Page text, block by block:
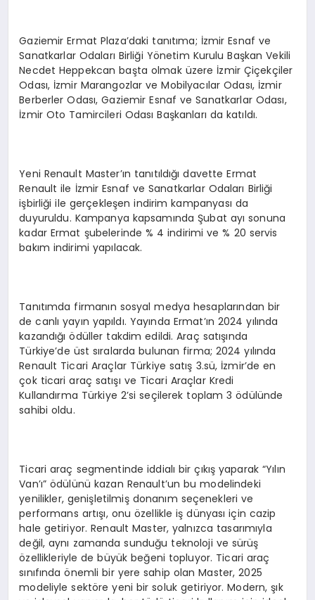
Gaziemir Ermat Plaza’daki tanıtıma; İzmir Esnaf ve
Sanatkarlar Odaları Birliği Yönetim Kurulu Başkan Vekili
Necdet Heppekcan başta olmak üzere İzmir Çiçekçiler
Odası, İzmir Marangozlar ve Mobilyacılar Odası, İzmir
Berberler Odası, Gaziemir Esnaf ve Sanatkarlar Odası,
İzmir Oto Tamircileri Odası Başkanları da katıldı.
Yeni Renault Master’ın tanıtıldığı davette Ermat
Renault ile İzmir Esnaf ve Sanatkarlar Odaları Birliği
işbirliği ile gerçekleşen indirim kampanyası da
duyuruldu. Kampanya kapsamında Şubat ayı sonuna
kadar Ermat şubelerinde % 4 indirimi ve % 20 servis
bakım indirimi yapılacak.
Tanıtımda firmanın sosyal medya hesaplarından bir
de canlı yayın yapıldı. Yayında Ermat’ın 2024 yılında
kazandığı ödüller takdim edildi. Araç satışında
Türkiye’de üst sıralarda bulunan firma; 2024 yılında
Renault Ticari Araçlar Türkiye satış 3.sü, İzmir’de en
çok ticari araç satışı ve Ticari Araçlar Kredi
Kullandırma Türkiye 2’si seçilerek toplam 3 ödülünde
sahibi oldu.
Ticari araç segmentinde iddialı bir çıkış yaparak “Yılın
Van’ı” ödülünü kazan Renault’un bu modelindeki
yenilikler, genişletilmiş donanım seçenekleri ve
performans artışı, onu özellikle iş dünyası için cazip
hale getiriyor. Renault Master, yalnızca tasarımıyla
değil, aynı zamanda sunduğu teknoloji ve sürüş
özellikleriyle de büyük beğeni topluyor. Ticari araç
sınıfında önemli bir yere sahip olan Master, 2025
modeliyle sektöre yeni bir soluk getiriyor. Modern, şık